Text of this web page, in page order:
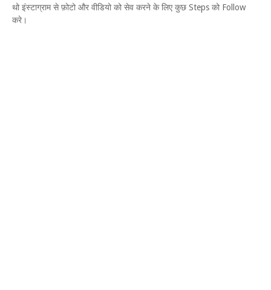
थो इंस्टाग्राम से फ़ोटो और वीडियो को सेव करने के लिए कुछ Steps को Follow
करे।